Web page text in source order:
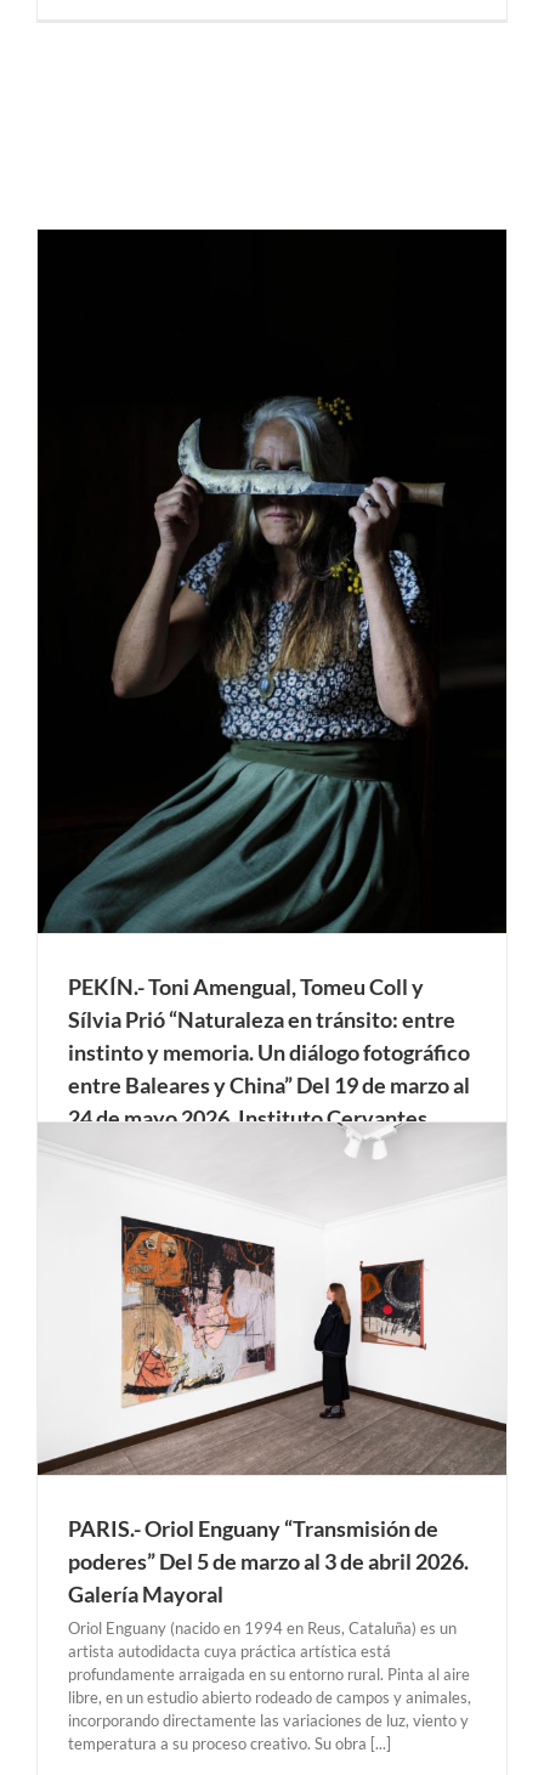
PEKÍN.- Toni Amengual, Tomeu Coll y
Sílvia Prió “Naturaleza en tránsito: entre
instinto y memoria. Un diálogo fotográfico
entre Baleares y China” Del 19 de marzo al
24 de mayo 2026. Instituto Cervantes
La muestra está compuesta por los tres proyectos
Toni Amengual; Trascendència, de Tomeu Coll, y Les
trementinaires. Las mujeres sabias de la montaña, de Sílvia
Prió, y por los proyectos Tierra de [...]
PARIS.- Oriol Enguany “Transmisión de
poderes” Del 5 de marzo al 3 de abril 2026.
Galería Mayoral
Oriol Enguany (nacido en 1994 en Reus, Cataluña) es un
artista autodidacta cuya práctica artística está
profundamente arraigada en su entorno rural. Pinta al aire
libre, en un estudio abierto rodeado de campos y animales,
incorporando directamente las variaciones de luz, viento y
temperatura a su proceso creativo. Su obra [...]